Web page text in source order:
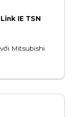
IE TSN
Mitsubishi